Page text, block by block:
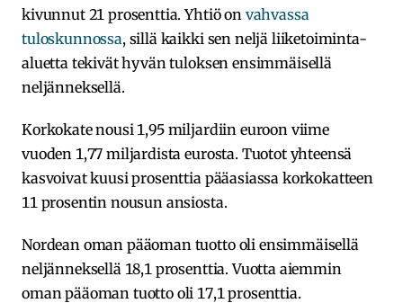
kivunnut 21 prosenttia. Yhtiö on vahvassa
tuloskunnossa, sillä kaikki sen neljä liiketoiminta-
aluetta tekivät hyvän tuloksen ensimmäisellä
neljänneksellä.
Korkokate nousi 1,95 miljardiin euroon viime
vuoden 1,77 miljardista eurosta. Tuotot yhteensä
kasvoivat kuusi prosenttia pääasiassa korkokatteen
11 prosentin nousun ansiosta.
Nordean oman pääoman tuotto oli ensimmäisellä
neljänneksellä 18,1 prosenttia. Vuotta aiemmin
oman pääoman tuotto oli 17,1 prosenttia.